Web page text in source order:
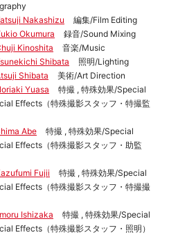
Nakashizu
編集/Film Editing
Okumura
録音/Sound Mixing
Kinoshita
音楽/Music
Shibata
照明/Lighting
Shibata
美術/Art Direction
Yuasa
特撮 , 特殊効果/Special
Effects（特殊撮影スタッフ・特撮監
Abe
特撮 , 特殊効果/Special
Effects（特殊撮影スタッフ・助監
Fujii
特撮 , 特殊効果/Special
Effects（特殊撮影スタッフ・特撮撮
Ishizaka
特撮 , 特殊効果/Special
Effects（特殊撮影スタッフ・照明）